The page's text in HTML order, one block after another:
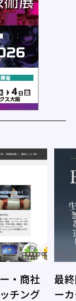
部品メ
高
社